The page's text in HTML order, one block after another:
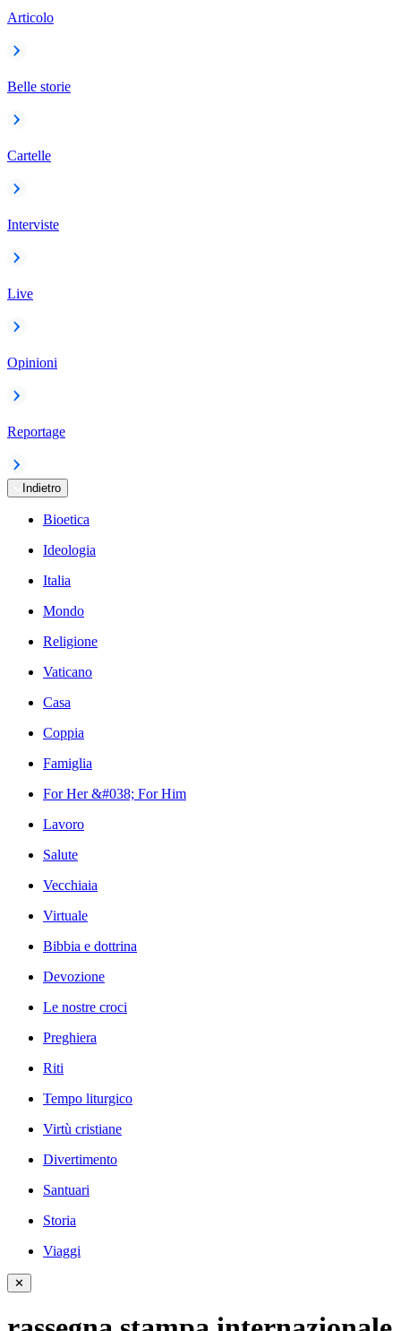
Articolo
Belle storie
Cartelle
Interviste
Live
Opinioni
Reportage
Indietro
Bioetica
Ideologia
Italia
Mondo
Religione
Vaticano
Casa
Coppia
Famiglia
For Her &#038; For Him
Lavoro
Salute
Vecchiaia
Virtuale
Bibbia e dottrina
Devozione
Le nostre croci
Preghiera
Riti
Tempo liturgico
Virtù cristiane
Divertimento
Santuari
Storia
Viaggi
✕